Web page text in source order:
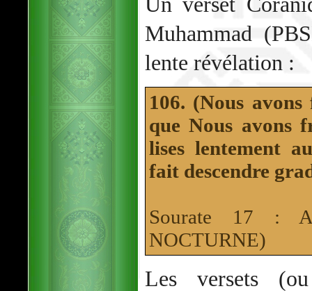
Muhammad
lente révélation :
106. (Nous
que Nous avons
lises lentement
fait descendre
Sourate 17 :
NOCTURNE)
Les versets